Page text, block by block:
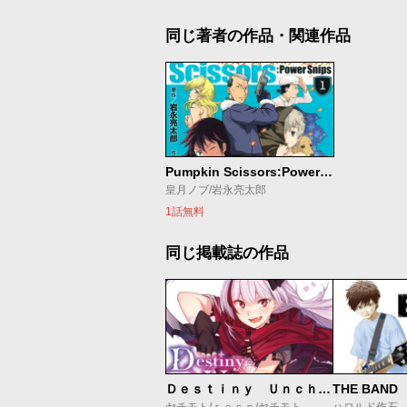
同じ著者の作品・関連作品
Pumpkin Scissors:Power Snips
皇月ノブ/岩永亮太郎
1話無料
同じ掲載誌の作品
Ｄｅｓｔｉｎｙ Ｕｎｃｈａｉｎ Ｏｎｌｉｎｅ 吸血鬼少女となって、やがて『赤の魔王』と呼ばれるようになりましたTHE BAND